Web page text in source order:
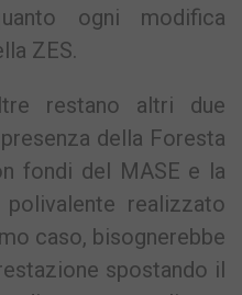
ogni modifica
ZES.
restano altri due
della Foresta
fondi del MASE e la
realizzato
caso, bisognerebbe
spostando il